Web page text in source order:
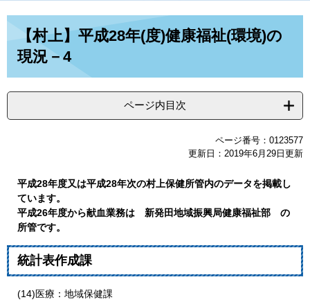
【村上】平成28年(度)健康福祉(環境)の
現況－4
ページ内目次
ページ番号：0123577
更新日：2019年6月29日更新
平成28年度又は平成28年次の村上保健所管内のデータを掲載し
ています。
平成26年度から献血業務は 新発田地域振興局健康福祉部 の
所管です。
統計表作成課
(14)医療：地域保健課